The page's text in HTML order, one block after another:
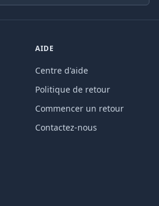
AIDE
Centre d'aide
Politique de retour
Commencer un retour
Contactez-nous